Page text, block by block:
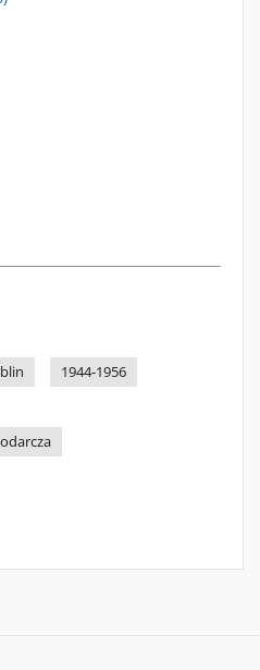
1944-1956